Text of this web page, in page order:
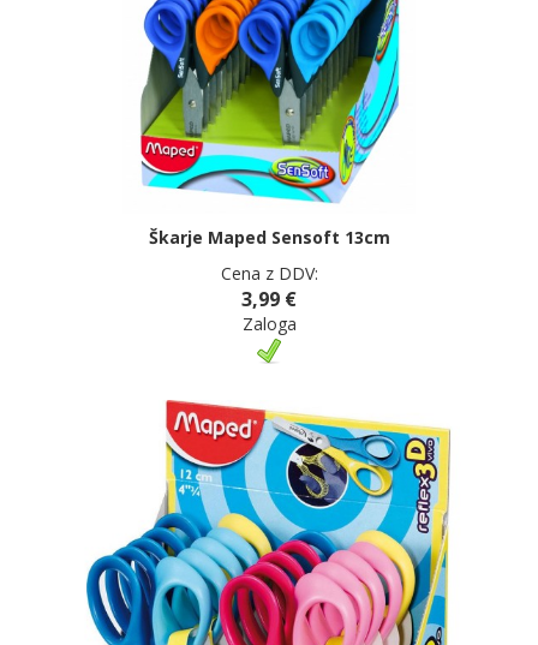
Škarje Maped Sensoft 13cm
Cena z DDV:
3,99 €
Zaloga